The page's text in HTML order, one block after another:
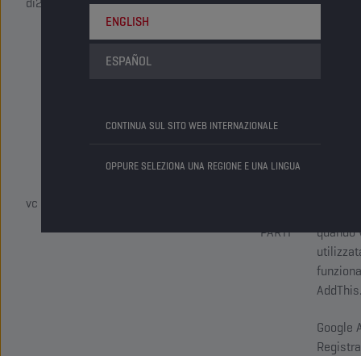
ENGLISH
ESPAÑOL
CONTINUA SUL SITO WEB INTERNAZIONALE
OPPURE SELEZIONA UNA REGIONE E UNA LINGUA
di
vc
COOKIE
PARTI
quando
AddThis.
Google